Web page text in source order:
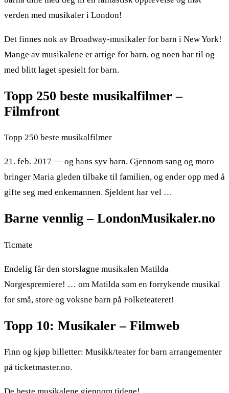
verden med musikaler i London!
Det finnes nok av Broadway-musikaler for barn i New York!
Mange av musikalene er artige for barn, og noen har til og
med blitt laget spesielt for barn.
Topp 250 beste musikalfilmer –
Filmfront
Topp 250 beste musikalfilmer
21. feb. 2017 — og hans syv barn. Gjennom sang og moro
bringer Maria gleden tilbake til familien, og ender opp med å
gifte seg med enkemannen. Sjeldent har vel …
Barne vennlig – LondonMusikaler.no
Ticmate
Endelig får den storslagne musikalen Matilda
Norgespremiere! … om Matilda som en forrykende musikal
for små, store og voksne barn på Folketeateret!
Topp 10: Musikaler – Filmweb
Finn og kjøp billetter: Musikk/teater for barn arrangementer
på ticketmaster.no.